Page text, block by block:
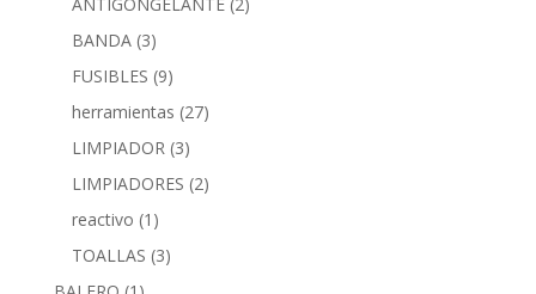
BANDA (3)
FUSIBLES (9)
herramientas (27)
LIMPIADOR (3)
LIMPIADORES (2)
reactivo (1)
TOALLAS (3)